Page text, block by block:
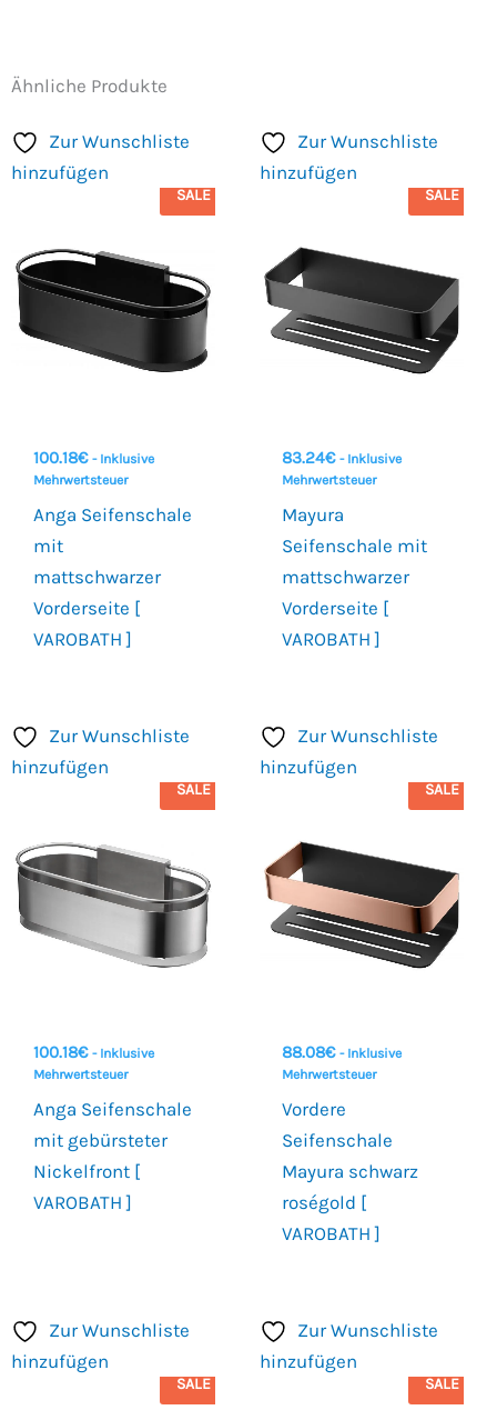
Ähnliche Produkte
Zur Wunschliste
hinzufügen
SALE
100.18€ - Inklusive
Mehrwertsteuer
Anga Seifenschale
mit
mattschwarzer
Vorderseite [
VAROBATH ]
Zur Wunschliste
hinzufügen
SALE
83.24€ - Inklusive
Mehrwertsteuer
Mayura
Seifenschale mit
mattschwarzer
Vorderseite [
VAROBATH ]
Zur Wunschliste
hinzufügen
SALE
100.18€ - Inklusive
Mehrwertsteuer
Anga Seifenschale
mit gebürsteter
Nickelfront [
VAROBATH ]
Zur Wunschliste
hinzufügen
SALE
88.08€ - Inklusive
Mehrwertsteuer
Vordere
Seifenschale
Mayura schwarz
roségold [
VAROBATH ]
Zur Wunschliste
hinzufügen
SALE
Zur Wunschliste
hinzufügen
SALE